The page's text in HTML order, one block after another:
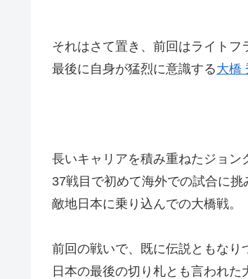
それはさて置き、前回はライト
最後に自身が猛烈に意識する大橋
長いキャリアを積み重ねたジョン
37戦目で初めて海外での試合に挑
敵地日本に乗り込んでの大橋戦。
前回の戦いで、既に伝説ともなり
日本の最後の切り札とも言われ